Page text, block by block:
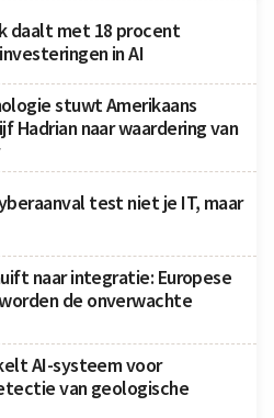
daalt met 18 procent
in AI
stuwt Amerikaans
Hadrian naar waardering van
test niet je IT, maar
naar integratie: Europese
de onverwachte
AI-systeem voor
van geologische